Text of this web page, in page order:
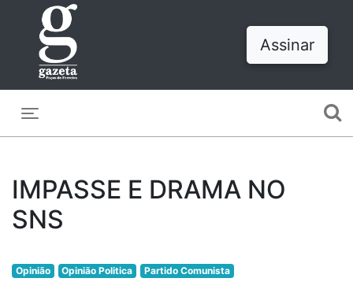
Assinar
IMPASSE E DRAMA NO
SNS
Opinião Opinião Politica Partido Comunista